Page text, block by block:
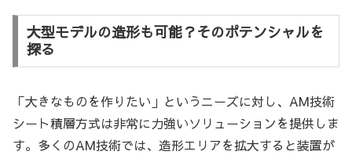
大型モデルの造形も可能？そのポテンシャルを
探る
「大きなものを作りたい」というニーズに対し、AM技術
シート積層方式は非常に力強いソリューションを提供しま
す。多くのAM技術では、造形エリアを拡大すると装置が